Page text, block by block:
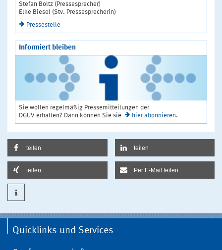
Stefan Boltz (Pressesprecher)
Elke Biesel (Stv. Pressesprecherin)
Pressestelle
Informiert bleiben
Sie wollen regelmäßig Pressemitteilungen der
DGUV erhalten? Dann können Sie sie
hier abonnieren.
teilen teilen
teilen Per E-Mail teilen
Quicklinks und Services